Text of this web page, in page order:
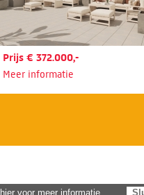
Prijs € 372.000,-
Meer informatie
voor meer informatie.